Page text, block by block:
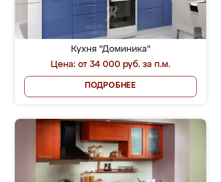
Кухня "Доминика"
Цена: от 34 000 руб. за п.м.
ПОДРОБНЕЕ